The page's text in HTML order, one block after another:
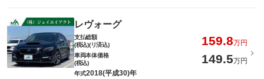
レヴォーグ
支払総額
(税込)(リ済込)
159.8万円
車両本体価格
(税込)
149.5万円
年式2018(平成30)年